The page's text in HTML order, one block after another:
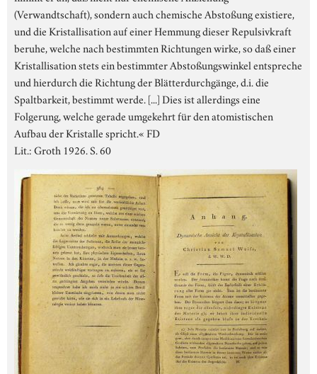
(Verwandtschaft), sondern auch chemische Abstoßung existiere,
und die Kristallisation auf einer Hemmung dieser Repulsivkraft
beruhe, welche nach bestimmten Richtungen wirke, so daß einer
Kristallisation stets ein bestimmter Abstoßungswinkel entspreche
und hierdurch die Richtung der Blätterdurchgänge, d.i. die
Spaltbarkeit, bestimmt werde. [...] Dies ist allerdings eine
Folgerung, welche gerade umgekehrt für den atomistischen
Aufbau der Kristalle spricht.« FD
Lit.: Groth 1926. S. 60